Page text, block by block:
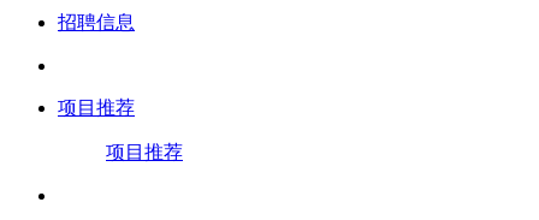
招聘信息
项目推荐
项目推荐